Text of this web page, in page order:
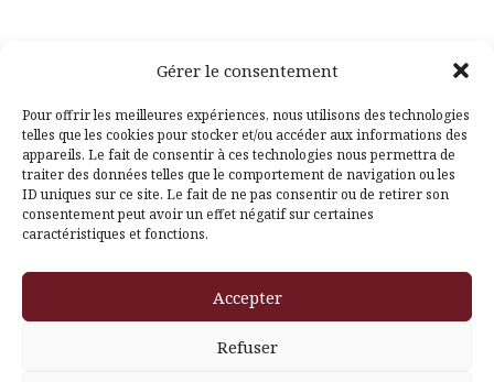
Gérer le consentement
Pour offrir les meilleures expériences, nous utilisons des technologies
telles que les cookies pour stocker et/ou accéder aux informations des
appareils. Le fait de consentir à ces technologies nous permettra de
traiter des données telles que le comportement de navigation ou les
ID uniques sur ce site. Le fait de ne pas consentir ou de retirer son
consentement peut avoir un effet négatif sur certaines
caractéristiques et fonctions.
Accepter
Refuser
Facebook
Pinterest
Themeisle